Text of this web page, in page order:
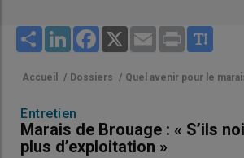
Share LinkedInFacebook
X Email Print
Accueil / Dossiers / Quel avenir pour le
Entretien
Marais de Brouage : « S’ils
plus d’exploitation »